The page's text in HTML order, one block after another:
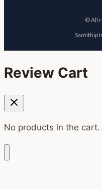
© All
Santithip
Review Cart
No products in the cart.